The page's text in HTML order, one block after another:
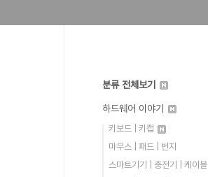
분류 전체보기
하드웨어 이야기
키보드 | 키캡
마우스 | 패드 | 번지
스마트기기 | 충전기 | 케이블